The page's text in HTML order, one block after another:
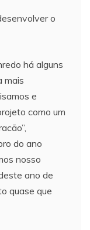
o
há alguns
mais
e
como um
do ano
nosso
ano de
quase que